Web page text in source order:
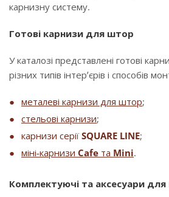
карнизну систему.
Готові карнизи для штор
У каталозі представлені готові
різних типів інтер’єрів і способів
металеві карнизи для штор;
стельові карнизи;
карнизи серії SQUARE LINE;
міні-карнизи Cafe та Mini.
Комплектуючі та аксесуари для